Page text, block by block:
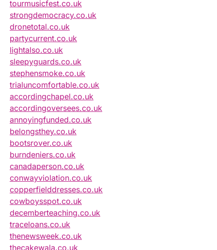
tourmusicfest.co.uk
strongdemocracy.co.uk
dronetotal.co.uk
partycurrent.co.uk
lightalso.co.uk
sleepyguards.co.uk
stephensmoke.co.uk
trialuncomfortable.co.uk
accordingchapel.co.uk
accordingoversees.co.uk
annoyingfunded.co.uk
belongsthey.co.uk
bootsrover.co.uk
burndeniers.co.uk
canadaperson.co.uk
conwayviolation.co.uk
copperfielddresses.co.uk
cowboysspot.co.uk
decemberteaching.co.uk
traceloans.co.uk
thenewsweek.co.uk
thecakewala.co.uk